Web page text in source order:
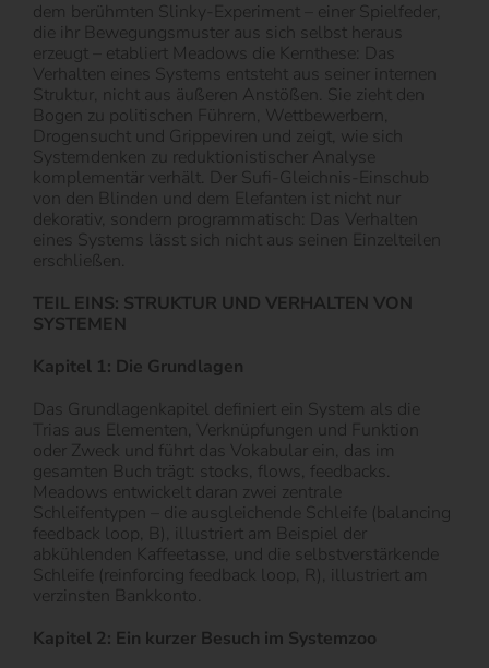
dem berühmten Slinky-Experiment – einer Spielfeder,
die ihr Bewegungsmuster aus sich selbst heraus
erzeugt – etabliert Meadows die Kernthese: Das
Verhalten eines Systems entsteht aus seiner internen
Struktur, nicht aus äußeren Anstößen. Sie zieht den
Bogen zu politischen Führern, Wettbewerbern,
Drogensucht und Grippeviren und zeigt, wie sich
Systemdenken zu reduktionistischer Analyse
komplementär verhält. Der Sufi-Gleichnis-Einschub
von den Blinden und dem Elefanten ist nicht nur
dekorativ, sondern programmatisch: Das Verhalten
eines Systems lässt sich nicht aus seinen Einzelteilen
erschließen.
TEIL EINS: STRUKTUR UND VERHALTEN VON
SYSTEMEN
Kapitel 1: Die Grundlagen
Das Grundlagenkapitel definiert ein System als die
Trias aus Elementen, Verknüpfungen und Funktion
oder Zweck und führt das Vokabular ein, das im
gesamten Buch trägt: stocks, flows, feedbacks.
Meadows entwickelt daran zwei zentrale
Schleifentypen – die ausgleichende Schleife (balancing
feedback loop, B), illustriert am Beispiel der
abkühlenden Kaffeetasse, und die selbstverstärkende
Schleife (reinforcing feedback loop, R), illustriert am
verzinsten Bankkonto.
Kapitel 2: Ein kurzer Besuch im Systemzoo